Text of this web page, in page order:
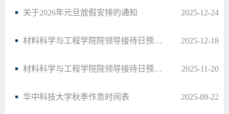
关于2026年元旦放假安排的通知 2025-12-24
材料科学与工程学院院领导接待日预告（36） 2025-12-18
材料科学与工程学院院领导接待日预告（35） 2025-11-20
华中科技大学秋季作息时间表 2025-09-22